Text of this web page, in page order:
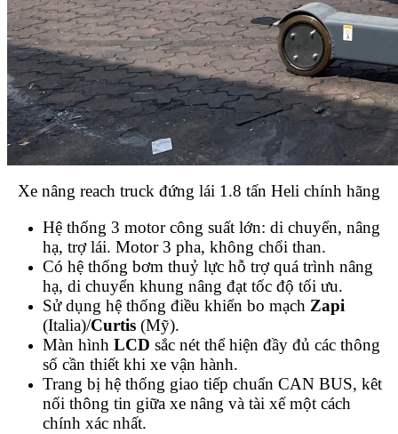
Xe nâng reach truck đứng lái 1.8 tấn Heli chính hãng
Hệ thống 3 motor công suất lớn: di chuyển, nâng
hạ, trợ lái. Motor 3 pha, không chổi than.
Có hệ thống bơm thuỷ lực hỗ trợ quá trình nâng
hạ, di chuyển khung nâng đạt tốc độ tối ưu.
Sử dụng hệ thống điều khiển bo mạch Zapi
(Italia)/Curtis (Mỹ).
Màn hình LCD sắc nét thể hiện đầy đủ các thông
số cần thiết khi xe vận hành.
Trang bị hệ thống giao tiếp chuẩn CAN BUS, kêt
nối thông tin giữa xe nâng và tài xế một cách
chính xác nhất.